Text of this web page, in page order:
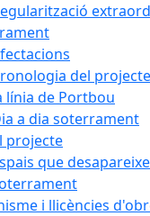
del
línia de Portbou
a dia soterrament
projecte
que
i llicències